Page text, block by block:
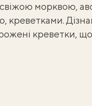
морквою,
креветками.
креветки,